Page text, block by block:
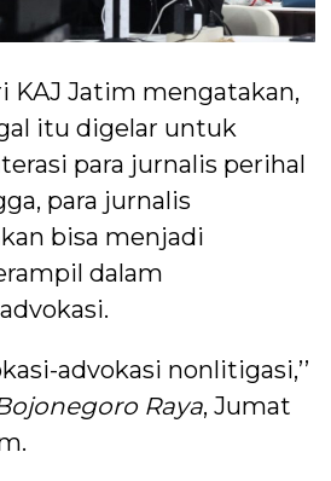
KAJ Jatim mengatakan,
itu digelar untuk
para jurnalis perihal
para jurnalis
bisa menjadi
dalam
advokasi nonlitigasi,’’
Raya, Jumat